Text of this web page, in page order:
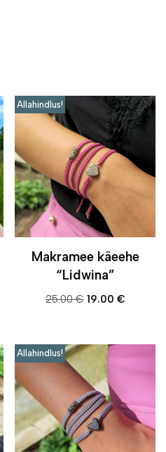
Allahindlus!
Makramee käeehe
“Lidwina”
25.00€ 19.00 €
Allahindlus!